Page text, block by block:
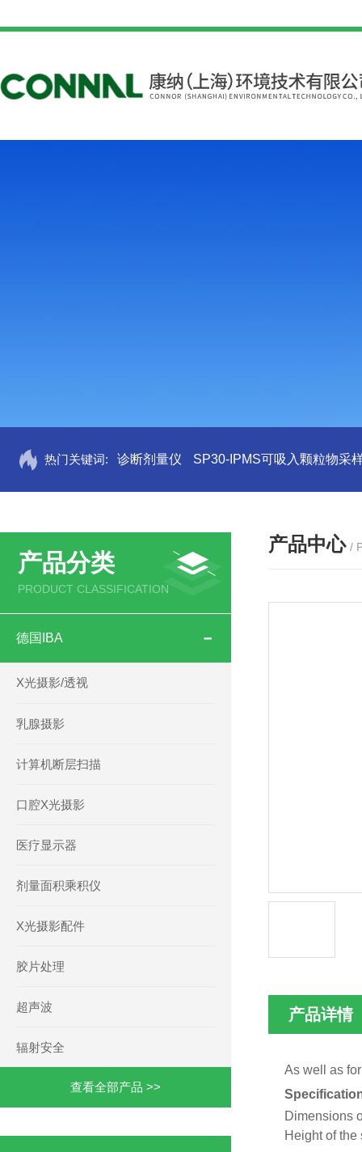
热门关键词: 诊断剂量仪 SP30-IPMS可吸入颗粒物采
产品分类
PRODUCT CLASSIFICATION
德国IBA
X光摄影/透视
乳腺摄影
计算机断层扫描
口腔X光摄影
医疗显示器
剂量面积乘积仪
X光摄影配件
胶片处理
超声波
辐射安全
查看全部产品 >>
产品中心 /
产品详情
As well as
Dimensions
Height of the